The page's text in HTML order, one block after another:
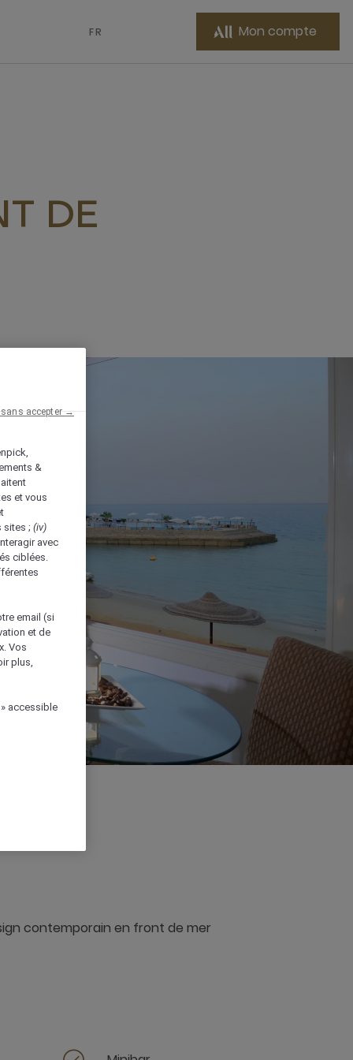
FR Mon compte
DE
contemporain en front de mer
&
et vous
sites ; (iv)
avec
ciblées.
email (si
et de
Vos
plus,
accessible
accepter →